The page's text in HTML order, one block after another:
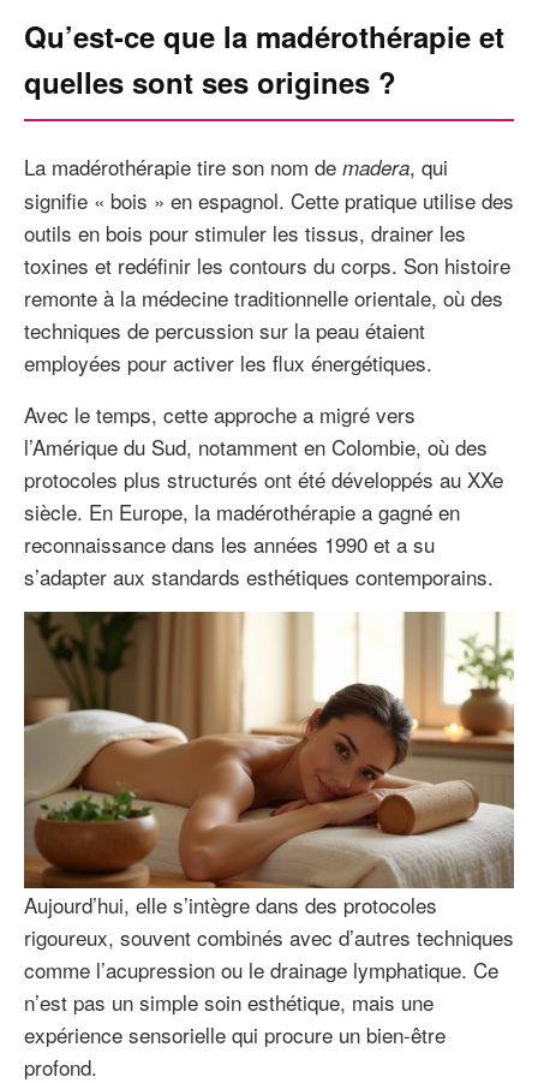
Qu’est-ce que la madérothérapie et
quelles sont ses origines ?
La madérothérapie tire son nom de madera, qui
signifie « bois » en espagnol. Cette pratique utilise des
outils en bois pour stimuler les tissus, drainer les
toxines et redéfinir les contours du corps. Son histoire
remonte à la médecine traditionnelle orientale, où des
techniques de percussion sur la peau étaient
employées pour activer les flux énergétiques.
Avec le temps, cette approche a migré vers
l’Amérique du Sud, notamment en Colombie, où des
protocoles plus structurés ont été développés au XXe
siècle. En Europe, la madérothérapie a gagné en
reconnaissance dans les années 1990 et a su
s’adapter aux standards esthétiques contemporains.
Aujourd’hui, elle s’intègre dans des protocoles
rigoureux, souvent combinés avec d’autres techniques
comme l’acupression ou le drainage lymphatique. Ce
n’est pas un simple soin esthétique, mais une
expérience sensorielle qui procure un bien-être
profond.